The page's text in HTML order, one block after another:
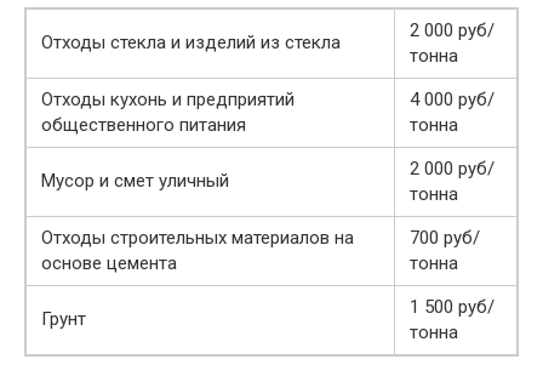
Отходы стекла и изделий из стекла
2 000 руб/
тонна
Отходы кухонь и предприятий
общественного питания
4 000 руб/
тонна
Мусор и смет уличный
2 000 руб/
тонна
Отходы строительных материалов на
основе цемента
700 руб/
тонна
Грунт
1 500 руб/
тонна